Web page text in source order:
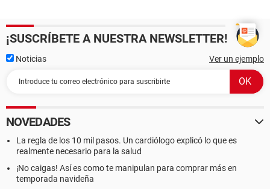
¡SUSCRÍBETE A NUESTRA NEWSLETTER!
Noticias Ver un ejemplo
NOVEDADES
La regla de los 10 mil pasos. Un cardiólogo explicó lo que es
realmente necesario para la salud
¡No caigas! Así es como te manipulan para comprar más en
temporada navideña